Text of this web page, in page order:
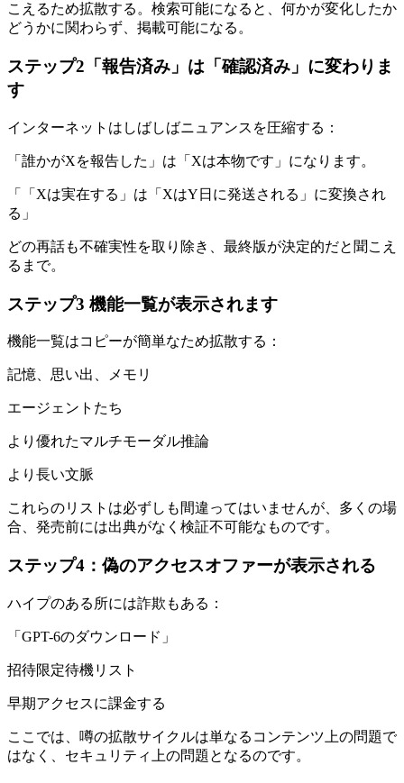
こえるため拡散する。検索可能になると、何かが変化したか
どうかに関わらず、掲載可能になる。
ステップ2「報告済み」は「確認済み」に変わりま
す
インターネットはしばしばニュアンスを圧縮する：
「誰かがXを報告した」は「Xは本物です」になります。
「「Xは実在する」は「XはY日に発送される」に変換され
る」
どの再話も不確実性を取り除き、最終版が決定的だと聞こえ
るまで。
ステップ3 機能一覧が表示されます
機能一覧はコピーが簡単なため拡散する：
記憶、思い出、メモリ
エージェントたち
より優れたマルチモーダル推論
より長い文脈
これらのリストは必ずしも間違ってはいませんが、多くの場
合、発売前には出典がなく検証不可能なものです。
ステップ4：偽のアクセスオファーが表示される
ハイプのある所には詐欺もある：
「GPT-6のダウンロード」
招待限定待機リスト
早期アクセスに課金する
ここでは、噂の拡散サイクルは単なるコンテンツ上の問題で
はなく、セキュリティ上の問題となるのです。